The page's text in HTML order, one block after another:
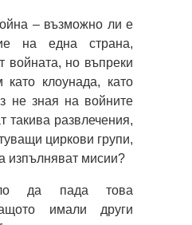
– възможно ли е
на една страна,
войната, но въпреки
като клоунада, като
не зная на войните
такива развлечения,
циркови групи,
изпълняват мисии?
да пада това
имали други